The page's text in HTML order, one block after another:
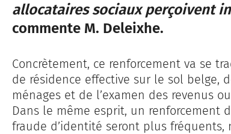
allocataires sociaux perçoivent
commente M. Deleixhe.
Concrètement, ce renforcement va se
de résidence effective sur le sol belge,
ménages et de l’examen des revenus
Dans le même esprit, un renforcement
fraude d’identité seront plus